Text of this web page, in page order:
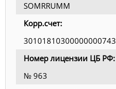
SOMRRUMM
Корр.счет:
30101810300000000743
Номер лицензии ЦБ РФ:
№ 963